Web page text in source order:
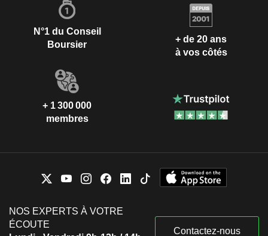
N°1 du Conseil
Boursier
+ de 20 ans
à vos côtés
+ 1 300 000
membres
NOS EXPERTS À VOTRE
ÉCOUTE
Contactez-nous